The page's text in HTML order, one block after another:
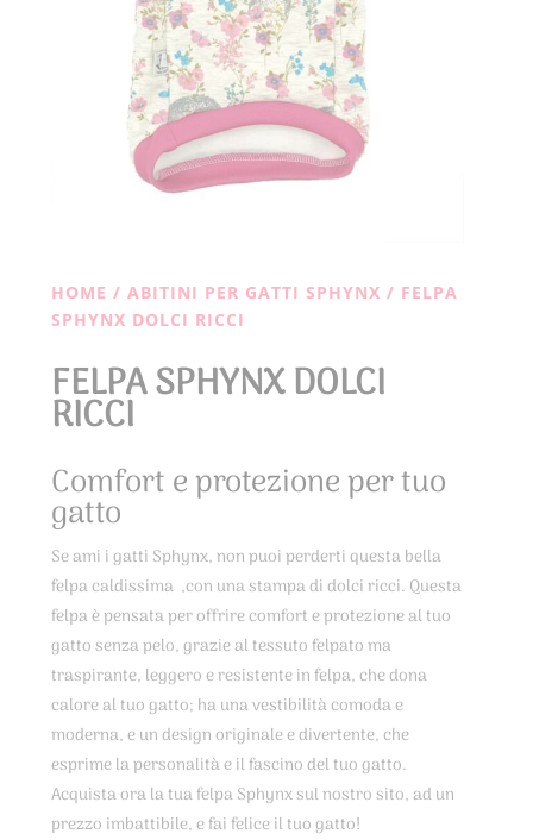
HOME /ABITINI PER GATTI SPHYNX / FELPA
SPHYNX DOLCI RICCI
FELPA SPHYNX DOLCI
RICCI
Comfort e protezione per tuo
gatto
Se ami i gatti Sphynx, non puoi perderti questa bella
felpa caldissima ,con una stampa di dolci ricci. Questa
felpa è pensata per offrire comfort e protezione al tuo
gatto senza pelo, grazie al tessuto felpato ma
traspirante, leggero e resistente in felpa, che dona
calore al tuo gatto; ha una vestibilità comoda e
moderna, e un design originale e divertente, che
esprime la personalità e il fascino del tuo gatto.
Acquista ora la tua felpa Sphynx sul nostro sito, ad un
prezzo imbattibile, e fai felice il tuo gatto!